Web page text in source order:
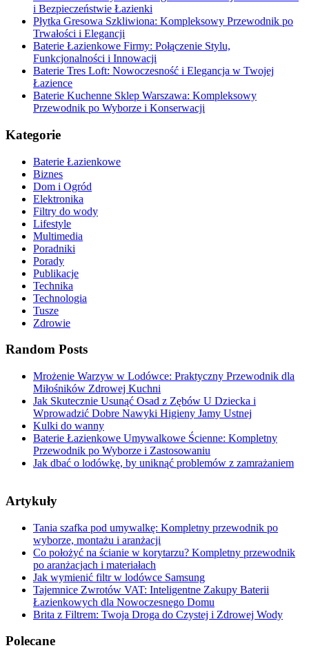
i Bezpieczeństwie Łazienki
Płytka Gresowa Szkliwiona: Kompleksowy Przewodnik po
Trwałości i Elegancji
Baterie Łazienkowe Firmy: Połączenie Stylu,
Funkcjonalności i Innowacji
Baterie Tres Loft: Nowoczesność i Elegancja w Twojej
Łazience
Baterie Kuchenne Sklep Warszawa: Kompleksowy
Przewodnik po Wyborze i Konserwacji
Kategorie
Baterie Łazienkowe
Biznes
Dom i Ogród
Elektronika
Filtry do wody
Lifestyle
Multimedia
Poradniki
Porady
Publikacje
Technika
Technologia
Tusze
Zdrowie
Random Posts
Mrożenie Warzyw w Lodówce: Praktyczny Przewodnik dla
Miłośników Zdrowej Kuchni
Jak Skutecznie Usunąć Osad z Zębów U Dziecka i
Wprowadzić Dobre Nawyki Higieny Jamy Ustnej
Kulki do wanny
Baterie Łazienkowe Umywalkowe Ścienne: Kompletny
Przewodnik po Wyborze i Zastosowaniu
Jak dbać o lodówkę, by uniknąć problemów z zamrażaniem
Artykuły
Tania szafka pod umywalkę: Kompletny przewodnik po
wyborze, montażu i aranżacji
Co położyć na ścianie w korytarzu? Kompletny przewodnik
po aranżacjach i materiałach
Jak wymienić filtr w lodówce Samsung
Tajemnice Zwrotów VAT: Inteligentne Zakupy Baterii
Łazienkowych dla Nowoczesnego Domu
Brita z Filtrem: Twoja Droga do Czystej i Zdrowej Wody
Polecane